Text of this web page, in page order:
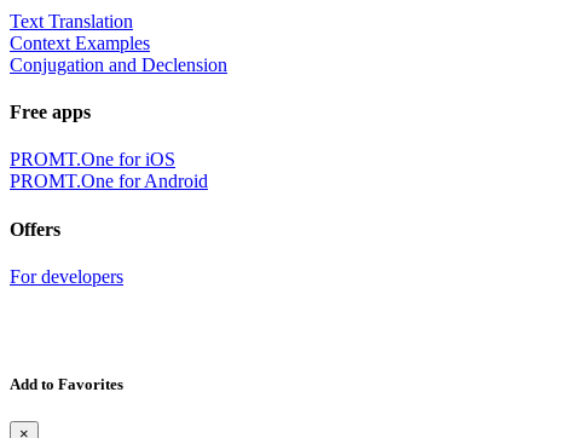
Text Translation
Context Examples
Conjugation and Declension
Free apps
PROMT.One for iOS
PROMT.One for Android
Offers
For developers
Add to Favorites
×